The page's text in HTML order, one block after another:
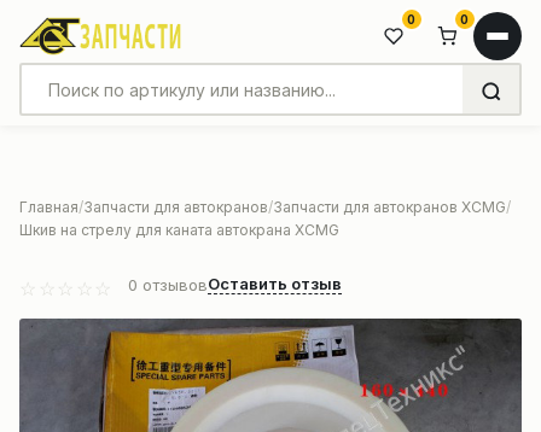
0 0
Главная Запчасти для автокранов Запчасти для автокранов XCMG
Шкив на стрелу для каната автокрана XCMG
0 отзывовОставить отзыв